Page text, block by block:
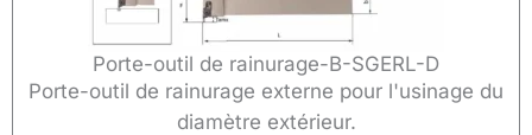
Porte-outil de rainurage-B-SGERL-D
Porte-outil de rainurage externe pour l'usinage du
diamètre extérieur.